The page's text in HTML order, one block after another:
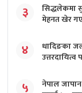
३
सिद्धलेकमा
मेहनत खेर
४
धादिङका
उत्तरदायित्व
५
नेपाल